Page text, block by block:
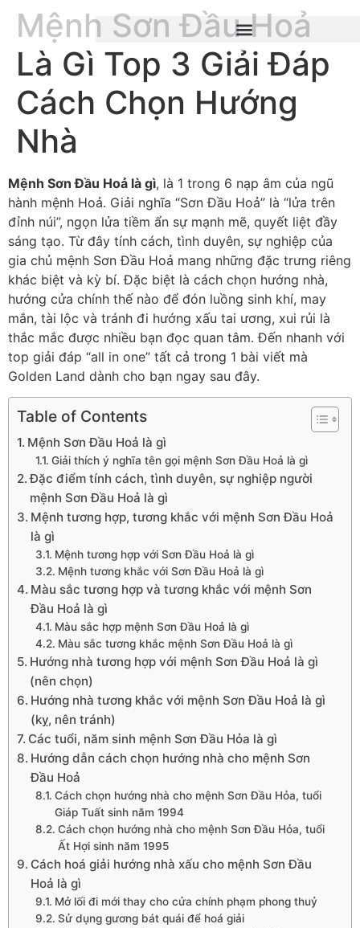
Mệnh Sơn Đầu Hoả
Là Gì Top 3 Giải Đáp
Cách Chọn Hướng
Nhà
Mệnh Sơn Đầu Hoả là gì, là 1 trong 6 nạp âm của ngũ
hành mệnh Hoả. Giải nghĩa “Sơn Đầu Hoả” là “lửa trên
đỉnh núi”, ngọn lửa tiềm ẩn sự mạnh mẽ, quyết liệt đầy
sáng tạo. Từ đây tính cách, tình duyên, sự nghiệp của
gia chủ mệnh Sơn Đầu Hoả mang những đặc trưng riêng
khác biệt và kỳ bí. Đặc biệt là cách chọn hướng nhà,
hướng cửa chính thế nào để đón luồng sinh khí, may
mắn, tài lộc và tránh đi hướng xấu tai ương, xui rủi là
thắc mắc được nhiều bạn đọc quan tâm. Đến nhanh với
top giải đáp “all in one” tất cả trong 1 bài viết mà
Golden Land dành cho bạn ngay sau đây.
Table of Contents
Mệnh Sơn Đầu Hoả là gì
Giải thích ý nghĩa tên gọi mệnh Sơn Đầu Hoả là gì
Đặc điểm tính cách, tình duyên, sự nghiệp người
mệnh Sơn Đầu Hoả là gì
Mệnh tương hợp, tương khắc với mệnh Sơn Đầu Hoả
là gì
Mệnh tương hợp với Sơn Đầu Hoả là gì
Mệnh tương khắc với Sơn Đầu Hoả là gì
Màu sắc tương hợp và tương khắc với mệnh Sơn
Đầu Hoả là gì
Màu sắc hợp mệnh Sơn Đầu Hoả là gì
Màu sắc tương khắc mệnh Sơn Đầu Hoả là gì
Hướng nhà tương hợp với mệnh Sơn Đầu Hoả là gì
(nên chọn)
Hướng nhà tương khắc với mệnh Sơn Đầu Hoả là gì
(kỵ, nên tránh)
Các tuổi, năm sinh mệnh Sơn Đầu Hỏa là gì
Hướng dẫn cách chọn hướng nhà cho mệnh Sơn
Đầu Hoả
Cách chọn hướng nhà cho mệnh Sơn Đầu Hỏa, tuổi
Giáp Tuất sinh năm 1994
Cách chọn hướng nhà cho mệnh Sơn Đầu Hỏa, tuổi
Ất Hợi sinh năm 1995
Cách hoá giải hướng nhà xấu cho mệnh Sơn Đầu
Hoả là gì
Mở lối đi mới thay cho cửa chính phạm phong thuỷ
Sử dụng gương bát quái để hoá giải